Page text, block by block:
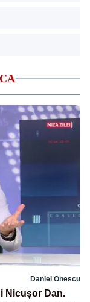
Daniel Onescu
Nicușor Dan.